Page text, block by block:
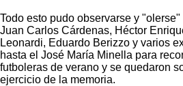
Todo esto pudo observarse y
Juan Carlos Cárdenas, Héctor
Leonardi, Eduardo Berizzo y varios
hasta el José María Minella para
futboleras de verano y se quedaron
ejercicio de la memoria.